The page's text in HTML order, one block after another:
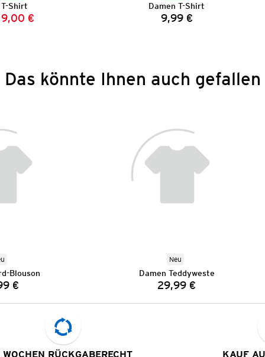
Shirt
Vorheriger Preis:
Neuer Preis:
9,00 €
Damen T-Shirt
Preis:
9,99 €
Das könnte Ihnen auch gefallen
Blouson
€
Neu
Damen Teddyweste
Preis:
29,99 €
RÜCKGABERECHT KAUF